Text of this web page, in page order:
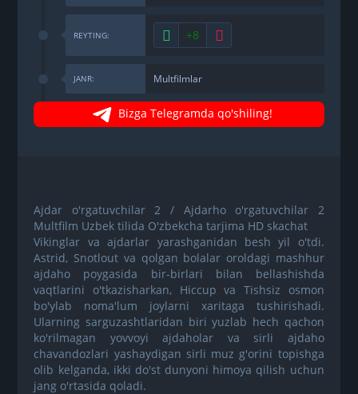
REYTING: +8
JANR: Multfilmlar
Bizga Telegramda qo'shiling!
Ajdar o'rgatuvchilar 2 / Ajdarho o'rgatuvchilar 2
Multfilm Uzbek tilida O'zbekcha tarjima HD skachat
Vikinglar va ajdarlar yarashganidan besh yil o'tdi.
Astrid, Snotlout va qolgan bolalar oroldagi mashhur
ajdaho poygasida bir-birlari bilan bellashishda
vaqtlarini o'tkazisharkan, Hiccup va Tishsiz osmon
bo'ylab noma'lum joylarni xaritaga tushirishadi.
Ularning sarguzashtlaridan biri yuzlab hech qachon
ko'rilmagan yovvoyi ajdaholar va sirli ajdaho
chavandozlari yashaydigan sirli muz g'orini topishga
olib kelganda, ikki do'st dunyoni himoya qilish uchun
jang o'rtasida qoladi.